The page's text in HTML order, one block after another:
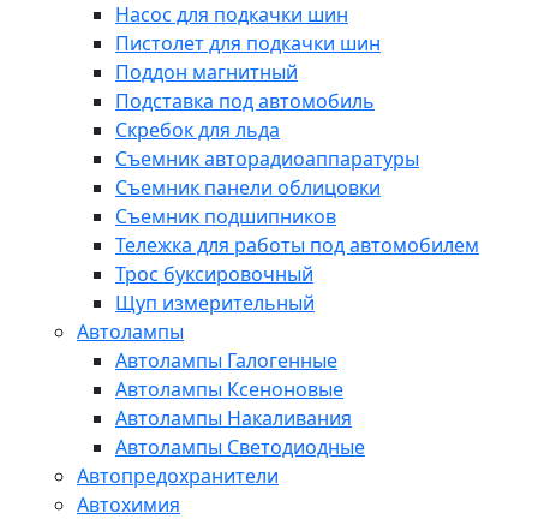
Насос для подкачки шин
Пистолет для подкачки шин
Поддон магнитный
Подставка под автомобиль
Скребок для льда
Съемник авторадиоаппаратуры
Съемник панели облицовки
Съемник подшипников
Тележка для работы под автомобилем
Трос буксировочный
Щуп измерительный
Автолампы
Автолампы Галогенные
Автолампы Ксеноновые
Автолампы Накаливания
Автолампы Светодиодные
Автопредохранители
Автохимия